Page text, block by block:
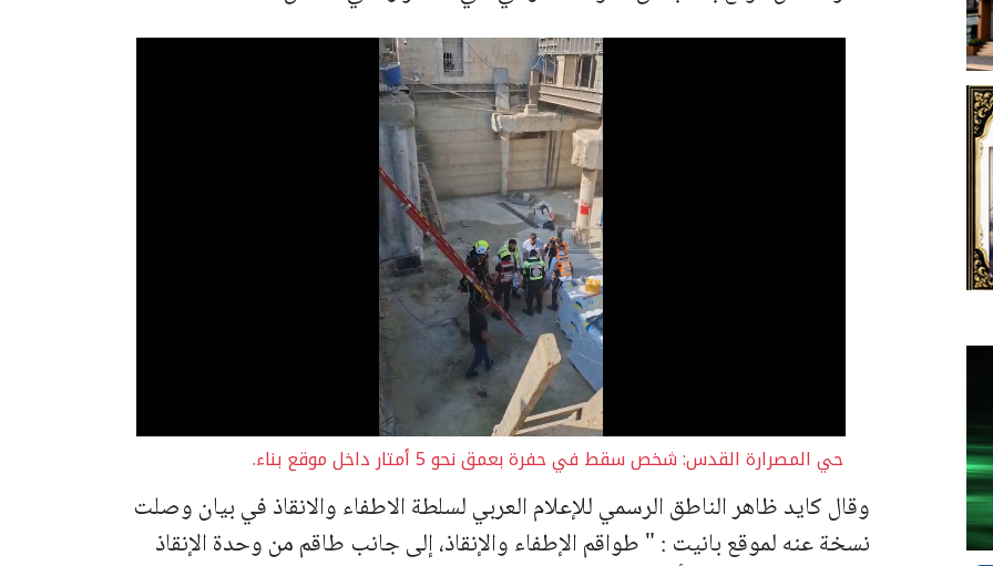
حي المصرارة القدس: شخص سقط في حفرة بعمق نحو 5 أمتار داخل موقع بناء.
وقال كايد ظاهر الناطق الرسمي للإعلام العربي لسلطة الاطفاء والانقاذ في بيان وصلت
نسخة عنه لموقع بانيت : "طواقم الإطفاء والإنقاذ، إلى جانب طاقم من وحدة الإنقاذ